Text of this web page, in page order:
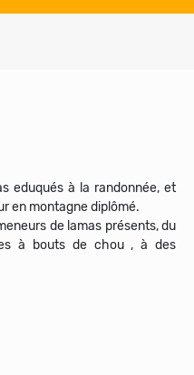
eduqués à la randonnée, et
en montagne diplômé.
de lamas présents, du
à bouts de chou , à des